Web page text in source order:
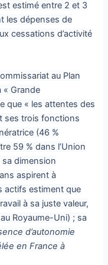
estimé entre 2 et 3
les dépenses de
cessations d’activité
au Plan
« Grande
que « les attentes des
ses trois fonctions
(46 %
59 % dans l’Union
sa dimension
aspirent à
actifs estiment que
à sa juste valeur,
Royaume-Uni) ; sa
d’autonomie
en France à